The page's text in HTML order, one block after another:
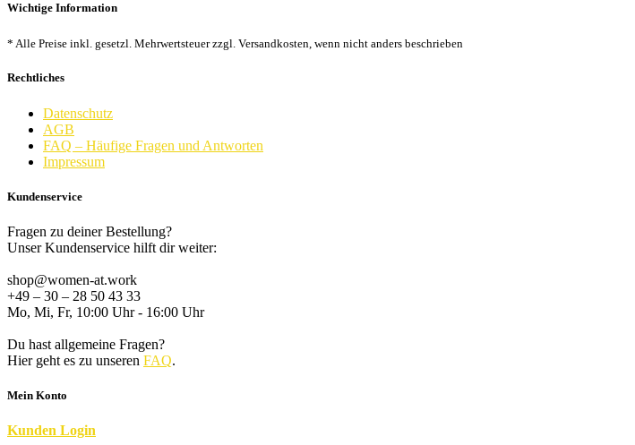
Wichtige Information
* Alle Preise inkl. gesetzl. Mehrwertsteuer zzgl. Versandkosten, wenn nicht anders beschrieben
Rechtliches
Datenschutz
AGB
FAQ – Häufige Fragen und Antworten
Impressum
Kundenservice
Fragen zu deiner Bestellung?
Unser Kundenservice hilft dir weiter:
shop@women-at.work
+49 – 30 – 28 50 43 33
Mo, Mi, Fr, 10:00 Uhr - 16:00 Uhr
Du hast allgemeine Fragen?
Hier geht es zu unseren FAQ.
Mein Konto
Kunden Login